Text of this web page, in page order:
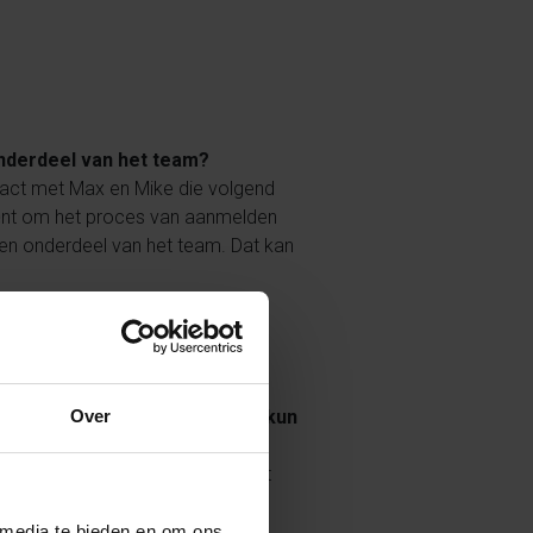
Over
van het team?
met Max en Mike die volgend
om het proces van aanmelden
onderdeel van het team. Dat kan
waarmee je gaat spelen kun
bij. Ik denk wel dat het
Venezuela en Zuid Afrika